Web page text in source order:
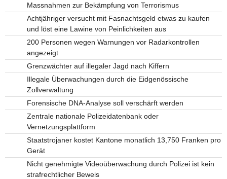
Massnahmen zur Bekämpfung von Terrorismus
Achtjähriger versucht mit Fasnachtsgeld etwas zu kaufen
und löst eine Lawine von Peinlichkeiten aus
200 Personen wegen Warnungen vor Radarkontrollen
angezeigt
Grenzwächter auf illegaler Jagd nach Kiffern
Illegale Überwachungen durch die Eidgenössische
Zollverwaltung
Forensische DNA-Analyse soll verschärft werden
Zentrale nationale Polizeidatenbank oder
Vernetzungsplattform
Staatstrojaner kostet Kantone monatlich 13,750 Franken pro
Gerät
Nicht genehmigte Videoüberwachung durch Polizei ist kein
strafrechtlicher Beweis